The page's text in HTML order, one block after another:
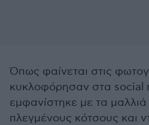
Όπως φαίνεται στις
κυκλοφόρησαν στα social
εμφανίστηκε με τα
πλεγμένους κότσους και